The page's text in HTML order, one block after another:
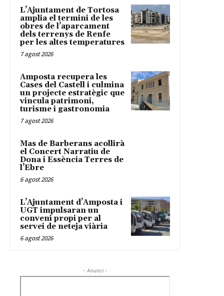
L’Ajuntament de Tortosa
amplia el termini de les
obres de l’aparcament
dels terrenys de Renfe
per les altes temperatures
7 agost 2026
Amposta recupera les
Cases del Castell i culmina
un projecte estratègic que
vincula patrimoni,
turisme i gastronomia
7 agost 2026
Mas de Barberans acollirà
el Concert Narratiu de
Dona i Essència Terres de
l’Ebre
6 agost 2026
L’Ajuntament d’Amposta i
UGT impulsaran un
conveni propi per al
servei de neteja viària
6 agost 2026
- Anunci -